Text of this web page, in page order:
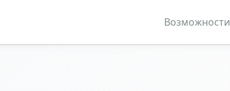
Возможности